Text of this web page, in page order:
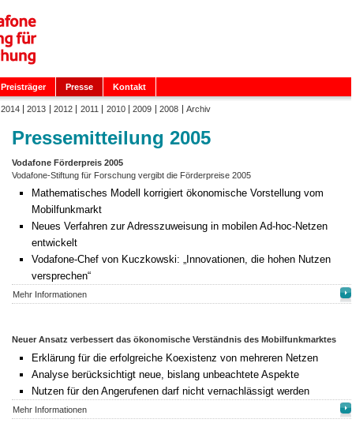
Preisträger Presse Kontakt
2014 2013 2012 2011 2010 2009 2008 Archiv
Pressemitteilung 2005
Vodafone Förderpreis 2005
Vodafone-Stiftung für Forschung vergibt die Förderpreise 2005
Mathematisches Modell korrigiert ökonomische Vorstellung vom
Mobilfunkmarkt
Neues Verfahren zur Adresszuweisung in mobilen Ad-hoc-Netzen
entwickelt
Vodafone-Chef von Kuczkowski: „Innovationen, die hohen Nutzen
versprechen“
Mehr Informationen
Neuer Ansatz verbessert das ökonomische Verständnis des Mobilfunkmarktes
Erklärung für die erfolgreiche Koexistenz von mehreren Netzen
Analyse berücksichtigt neue, bislang unbeachtete Aspekte
Nutzen für den Angerufenen darf nicht vernachlässigt werden
Mehr Informationen